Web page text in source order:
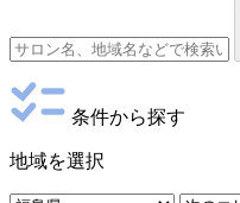
条件から探す
地域を選択